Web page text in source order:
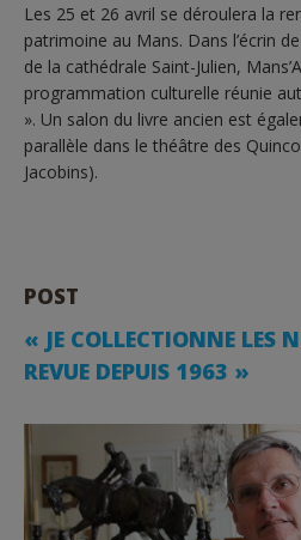
Les 25 et 26 avril se déroulera la
patrimoine au Mans. Dans l’écrin
de la cathédrale Saint-Julien,
programmation culturelle réunie
». Un salon du livre ancien est
parallèle dans le théâtre des
Jacobins).
POST
« JE COLLECTIONNE LES
REVUE DEPUIS 1963 »